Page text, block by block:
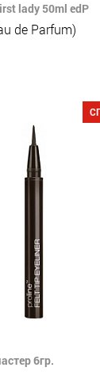
lady 50ml edP
de Parfum)
6гр.